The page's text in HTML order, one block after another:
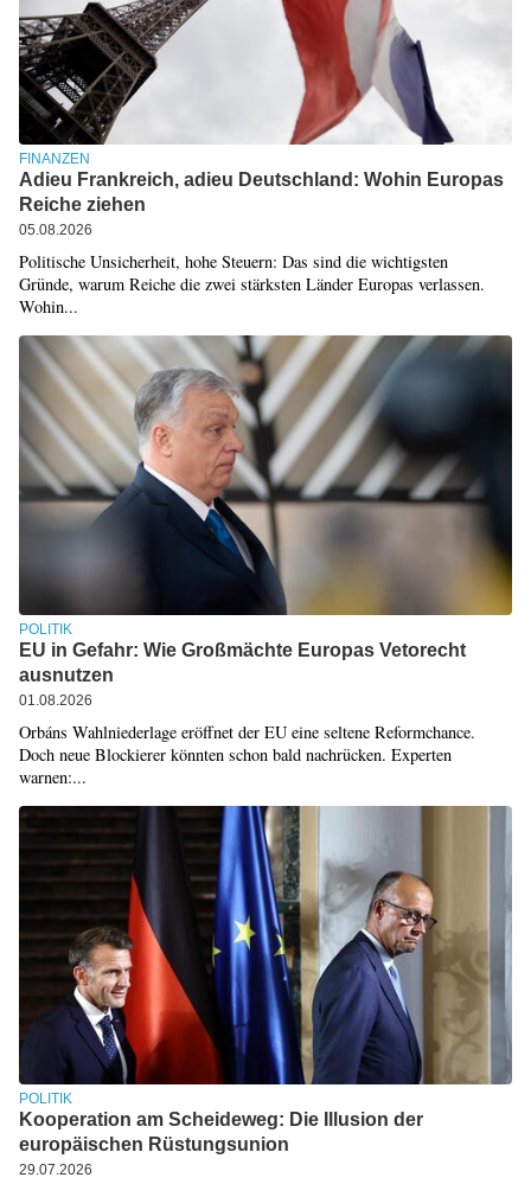
FINANZEN
Adieu Frankreich, adieu Deutschland: Wohin Europas
Reiche ziehen
05.08.2026
Politische Unsicherheit, hohe Steuern: Das sind die wichtigsten
Gründe, warum Reiche die zwei stärksten Länder Europas verlassen.
Wohin...
POLITIK
EU in Gefahr: Wie Großmächte Europas Vetorecht
ausnutzen
01.08.2026
Orbáns Wahlniederlage eröffnet der EU eine seltene Reformchance.
Doch neue Blockierer könnten schon bald nachrücken. Experten
warnen:...
POLITIK
Kooperation am Scheideweg: Die Illusion der
europäischen Rüstungsunion
29.07.2026